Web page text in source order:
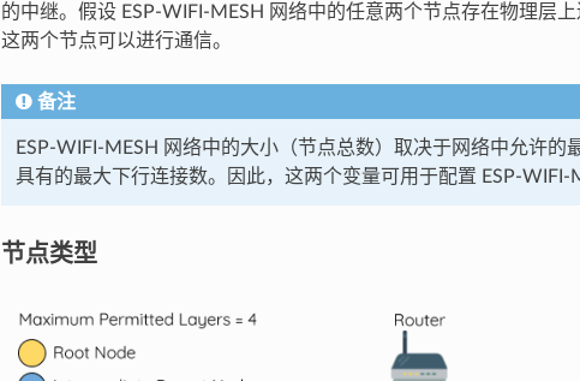
的中继。假设 ESP-WIFI-MESH 网络中的任意两个节点存在物理层
这两个节点可以进行通信。
备注
ESP-WIFI-MESH 网络中的大小（节点总数）取决于网络中允许的
具有的最大下行连接数。因此，这两个变量可用于配置 ESP-WIFI-
节点类型